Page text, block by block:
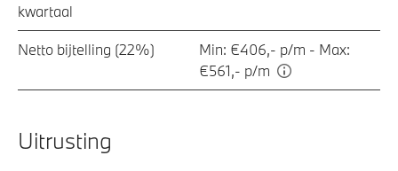
kwartaal
Netto bijtelling (22%)
Min: €406,- p/m - Max:
€561,- p/m
Uitrusting